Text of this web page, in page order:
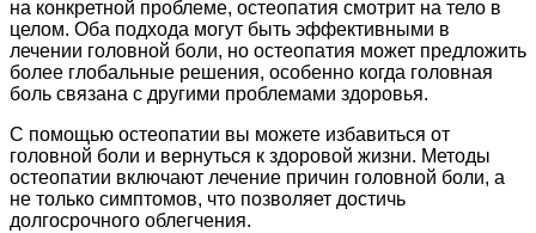
на конкретной проблеме, остеопатия смотрит на тело в
целом. Оба подхода могут быть эффективными в
лечении головной боли, но остеопатия может предложить
более глобальные решения, особенно когда головная
боль связана с другими проблемами здоровья.
С помощью остеопатии вы можете избавиться от
головной боли и вернуться к здоровой жизни. Методы
остеопатии включают лечение причин головной боли, а
не только симптомов, что позволяет достичь
долгосрочного облегчения.